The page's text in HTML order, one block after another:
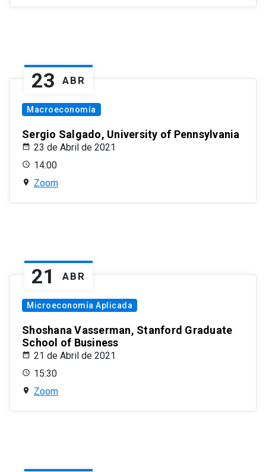
23 ABR
Macroeconomía
Sergio Salgado, University of Pennsylvania
23 de Abril de 2021
14:00
Zoom
21 ABR
Microeconomía Aplicada
Shoshana Vasserman, Stanford Graduate
School of Business
21 de Abril de 2021
15:30
Zoom